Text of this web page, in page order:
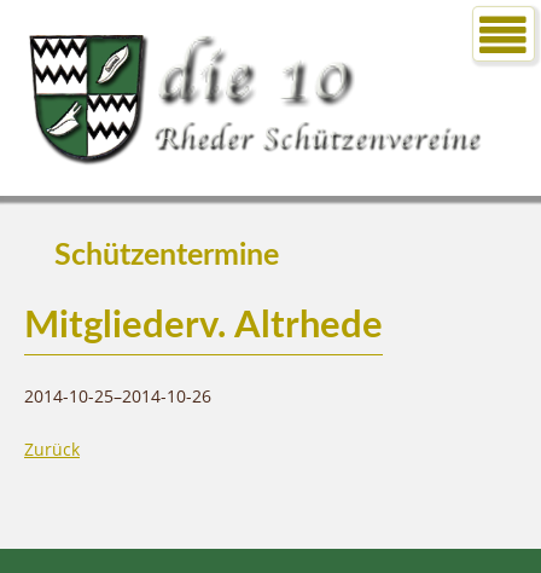
Schützentermine
Mitgliederv. Altrhede
2014-10-25–2014-10-26
Zurück